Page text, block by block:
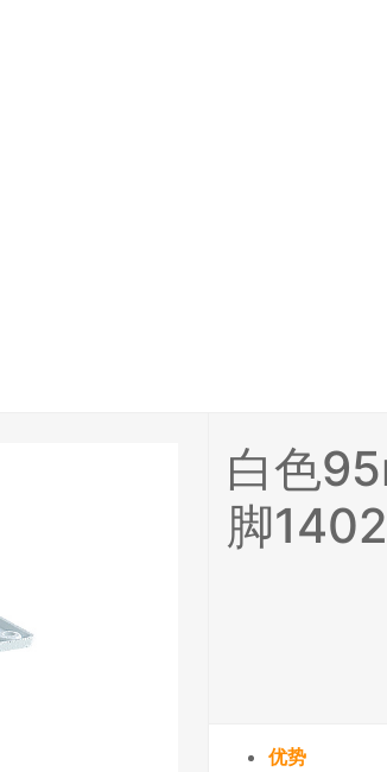
白色
脚
优势